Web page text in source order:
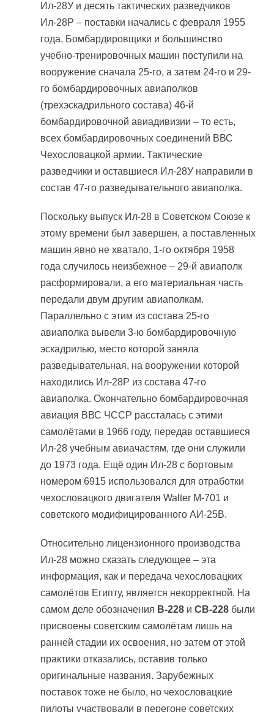
Ил-28У и десять тактических разведчиков
Ил-28Р – поставки начались с февраля 1955
года. Бомбардировщики и большинство
учебно-тренировочных машин поступили на
вооружение сначала 25-го, а затем 24-го и 29-
го бомбардировочных авиаполков
(трехэскадрильного состава) 46-й
бомбардировочной авиадивизии – то есть,
всех бомбардировочных соединений ВВС
Чехословацкой армии. Тактические
разведчики и оставшиеся Ил-28У направили в
состав 47-го разведывательного авиаполка.
Поскольку выпуск Ил-28 в Советском Союзе к
этому времени был завершен, а поставленных
машин явно не хватало, 1-го октября 1958
года случилось неизбежное – 29-й авиаполк
расформировали, а его материальная часть
передали двум другим авиаполкам.
Параллельно с этим из состава 25-го
авиаполка вывели 3-ю бомбардировочную
эскадрилью, место которой заняла
разведывательная, на вооружении которой
находились Ил-28Р из состава 47-го
авиаполка. Окончательно бомбардировочная
авиация ВВС ЧССР рассталась с этими
самолётами в 1966 году, передав оставшиеся
Ил-28 учебным авиачастям, где они служили
до 1973 года. Ещё один Ил-28 с бортовым
номером 6915 использовался для отработки
чехословацкого двигателя Walter М-701 и
советского модифицированного АИ-25В.
Относительно лицензионного производства
Ил-28 можно сказать следующее – эта
информация, как и передача чехословацких
самолётов Египту, является некорректной. На
самом деле обозначения В-228 и СВ-228 были
присвоены советским самолётам лишь на
ранней стадии их освоения, но затем от этой
практики отказались, оставив только
оригинальные названия. Зарубежных
поставок тоже не было, но чехословацкие
пилоты участвовали в перегоне советских